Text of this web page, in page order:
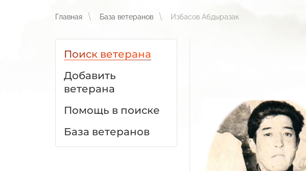
Главная База ветеранов Избасов Абдыразак
Поиск ветерана
Добавить
ветерана
Помощь в поиске
База ветеранов